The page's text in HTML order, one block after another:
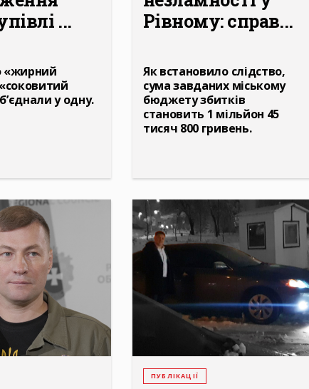
...
«жирний
у одну.
Рівному: справ...
Як встановило слідство,
сума завданих міському
бюджету збитків
становить 1 мільйон 45
тисяч 800 гривень.
ПУБЛІКАЦІЇ